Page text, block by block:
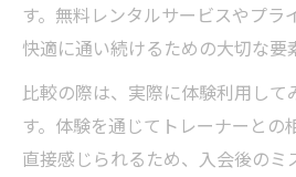
す。無料レンタルサービスやプラ
快適に通い続けるための大切な要
比較の際は、実際に体験利用して
す。体験を通じてトレーナーとの
直接感じられるため、入会後のミ